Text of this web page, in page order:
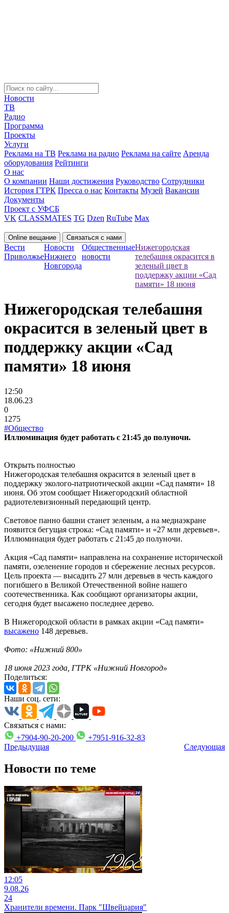
Новости
ТВ
Радио
Программа
Проекты
Услуги
Реклама на ТВ Реклама на радио Реклама на сайте Аренда
оборудования Рейтинги
О нас
О компании Наши достижения Руководство Сотрудники
История ГТРК Пресса о нас Контакты Музей Вакансии
Документы
Проект с УФСБ
VK CLASSMATES TG Dzen RuTube Max
Online вещание Связаться с нами
Вести
Приволжье
Новости
Нижнего
Новгорода
Общественные
новости
Нижегородская
телебашня окрасится в
зеленый цвет в
поддержку акции «Сад
памяти» 18 июня
Нижегородская телебашня
окрасится в зеленый цвет в
поддержку акции «Сад
памяти» 18 июня
12:50
18.06.23
0
1275
#Общество
Иллюминация будет работать с 21:45 до полуночи.
Открыть полностью
Нижегородская телебашня окрасится в зеленый цвет в
поддержку эколого-патриотической акции «Сад памяти» 18
июня. Об этом сообщает Нижегородский областной
радиотелевизионный передающий центр.
Световое панно башни станет зеленым, а на медиаэкране
появится бегущая строка: «Сад памяти» и «27 млн деревьев».
Иллюминация будет работать с 21:45 до полуночи.
Акция «Сад памяти» направлена на сохранение исторической
памяти, озеленение городов и сбережение лесных ресурсов.
Цель проекта — высадить 27 млн деревьев в честь каждого
погибшего в Великой Отечественной войне нашего
соотечественника. Как сообщают организаторы акции,
сегодня будет высажено последнее дерево.
В Нижегородской области в рамках акции «Сад памяти»
высажено 148 деревьев.
Фото: «Нижний 800»
18 июня 2023 года, ГТРК «Нижний Новгород»
Поделиться:
Наши соц. сети:
Связаться с нами:
+7904-90-20-200
+7951-916-32-83
Предыдущая
Следующая
Новости по теме
12:05
9.08.26
24
Хранители времени. Парк "Швейцария"